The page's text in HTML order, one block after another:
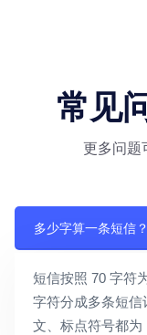
常见
更多问题
多少字算一条短信？
短信按照 70 字符
字符分成多条短信
文、标点符号都